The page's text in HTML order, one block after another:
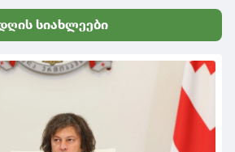
სიახლეები